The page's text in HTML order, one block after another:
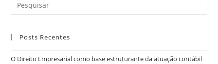
Posts Recentes
O Direito Empresarial como base estruturante da atuação contábil